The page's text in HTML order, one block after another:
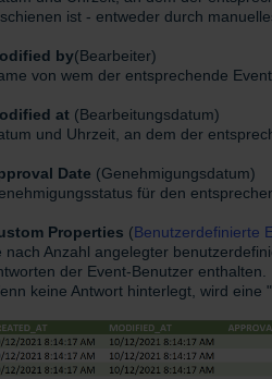
ist - entweder durch
by(Bearbeiter)
von wem der entsprechende
at (Bearbeitungsdatum)
und Uhrzeit, an dem der
Date (Genehmigungsdatum)
für den
Properties (Benutzerdefinierte
nach Anzahl angelegter
der Event-Benutzer enthalten.
keine Antwort hinterlegt, wird eine